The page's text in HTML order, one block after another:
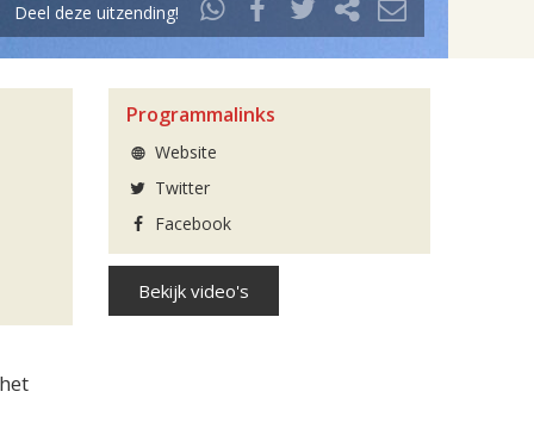
Deel deze uitzending!
Programmalinks
Website
Twitter
Facebook
Bekijk video's